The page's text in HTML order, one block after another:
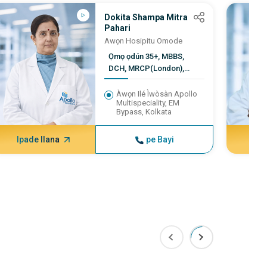
Dokita Shampa Mitra
Pahari
Awọn Hosipitu Omode
Ọmọ ọdún 35+, MBBS,
DCH, MRCP(London),
MRCPCH (UK)
Àwọn Ilé Ìwòsàn Apollo
Multispeciality, EM
Bypass, Kolkata
Ipade Ilana pe Bayi